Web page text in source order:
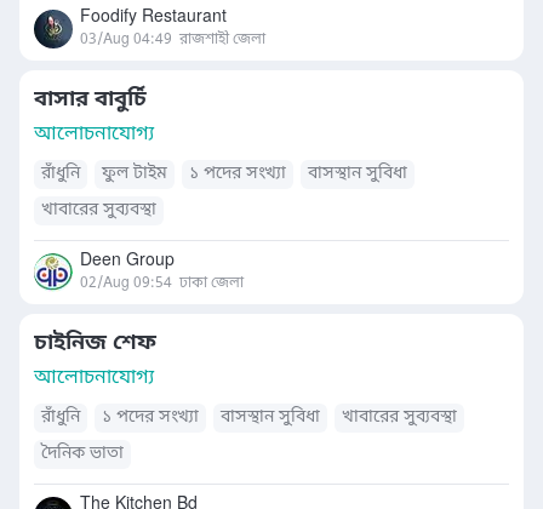
Foodify Restaurant
03/Aug 04:49 রাজশাহী জেলা
বাসার বাবুর্চি
আলোচনাযোগ্য
রাঁধুনি ফুল টাইম ১ পদের সংখ্যা
বাসস্থান সুবিধা
খাবারের সুব্যবস্থা
Deen Group
02/Aug 09:54 ঢাকা জেলা
চাইনিজ শেফ
আলোচনাযোগ্য
রাঁধুনি ১ পদের সংখ্যা বাসস্থান সুবিধা
খাবারের সুব্যবস্থা
দৈনিক ভাতা